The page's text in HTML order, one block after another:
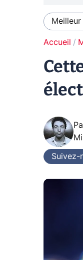
Meilleur
Accueil
Suivez-